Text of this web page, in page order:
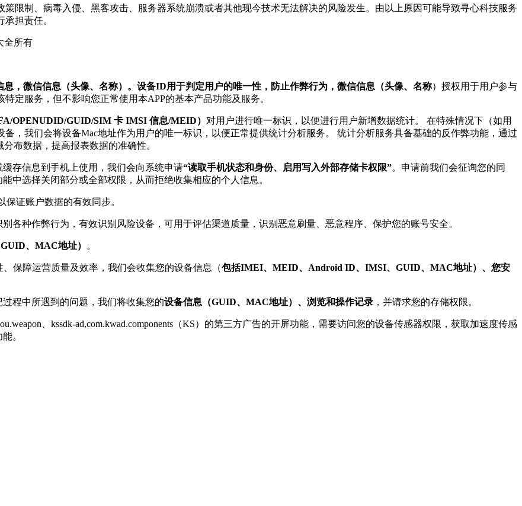
限制、病毒入侵、黑客攻击、服务器系统崩溃或者其他现今技术无法解决的风险发生。由以上原因可能导致寻心科技服务
担责任。
全所有
息，微信信息（头像、名称）。设备ID用于判定用户的唯一性，防止作弊行为，微信信息（头像、名称）授权用于用户参与
定服务，但不影响您正常使用本APP的基本产品功能及服务。
OPENUDID/GUID/SIM 卡 IMSI 信息/MEID） 对用户进行唯一标识，以便进行用户新增数据统计。 在特殊情况下（如用
，我们会将设备Mac地址作为用户的唯一标识，以便正常提供统计分析服务。 统计分析服务具备基础的反作弊功能，通过
布数据，提高报表数据的准确性。
存信息到手机上使用，我们会向系统申请“读取手机状态和身份、启用写入外部存储卡权限”。申请前我们会征询您的同
中选择关闭部分或全部权限，从而拒绝收集相应的个人信息。
保证账户数据的有效同步。
各种作弊行为，有效识别风险设备，可用于评估渠道质量，识别恶意刷量、恶意程序、保护您的账号安全。
、MAC地址） 。
保障运营质量及效率，我们会收集您的设备信息（包括IMEI、MEID、Android ID、IMSI、GUID、MAC地址）、您安
程中所遇到的问题，我们将收集您的设备信息（GUID、MAC地址）、浏览和操作记录 ，并请求您的存储权限。
、kssdk-ad,com.kwad.components（KS）的第三方广告的开屏功能，需要访问您的设备传感器权限，获取加速度传感
。